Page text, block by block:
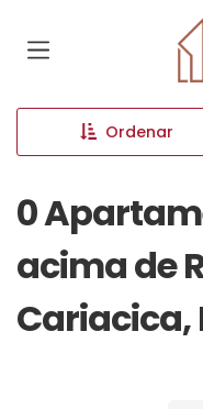
Ordenar
0
acima de
Cariacica,